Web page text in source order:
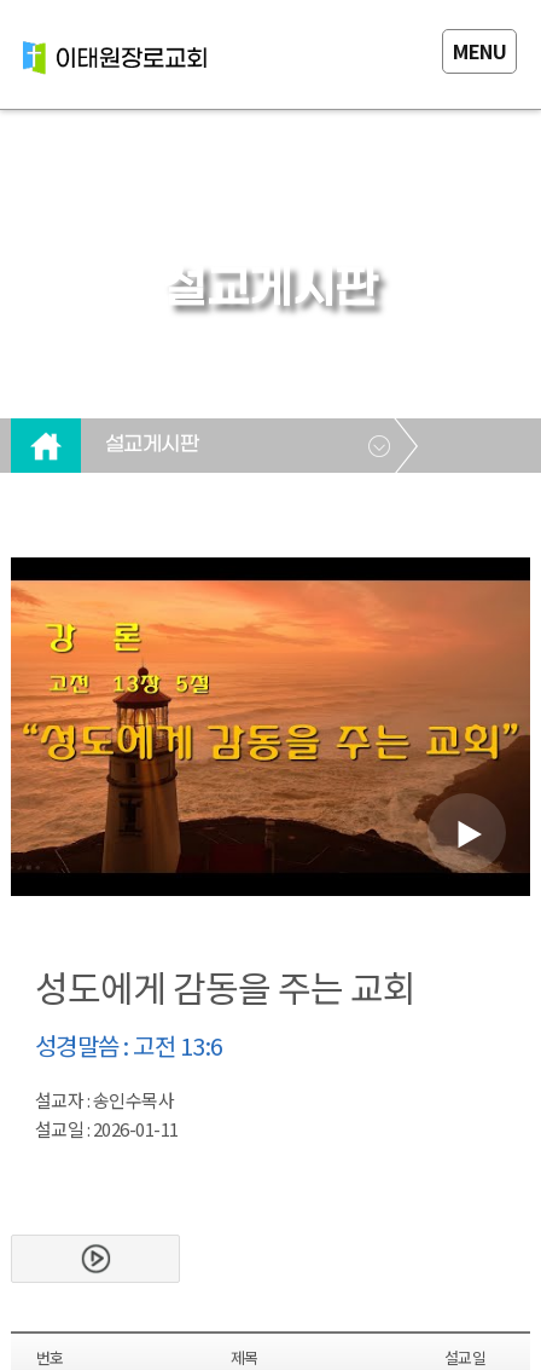
MENU
설교게시판
설교게시판
성도에게 감동을 주는 교회
성경말씀 : 고전 13:6
설교자 : 송인수목사
설교일 : 2026-01-11
번호 제목 설교일